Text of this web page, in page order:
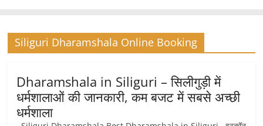
Siliguri Dharamshala Online Booking
Dharamshala in Siliguri – सिलीगुड़ी में
धर्मशालाओं की जानकारी, कम बजट में सबसे अच्छी
धर्मशाला